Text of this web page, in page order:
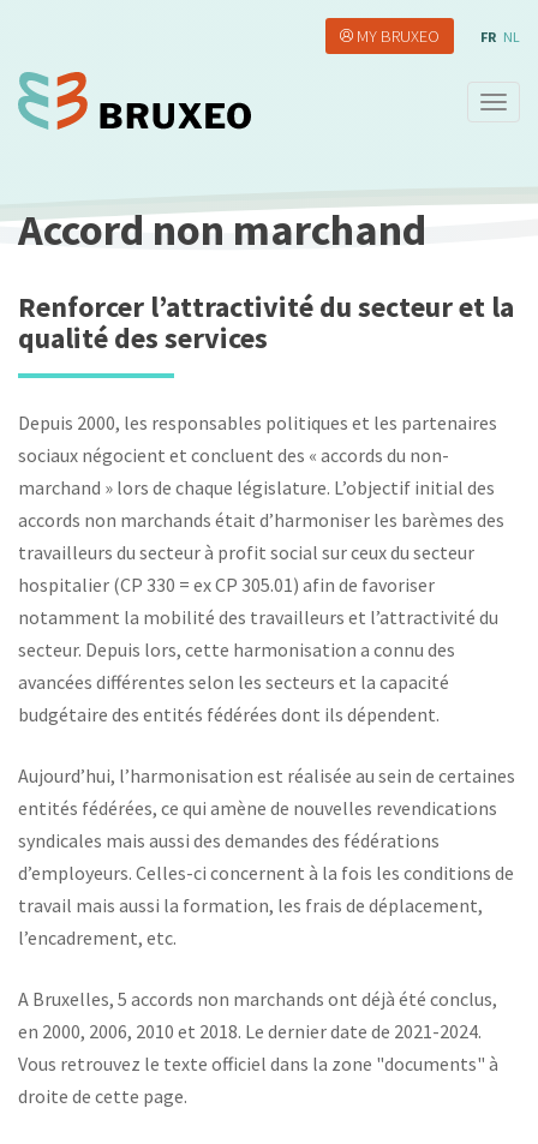
contenu
principal
MY BRUXEO FR NL
Accord non marchand
Renforcer l’attractivité du secteur et la
qualité des services
Depuis 2000, les responsables politiques et les partenaires
sociaux négocient et concluent des « accords du non-
marchand » lors de chaque législature. L’objectif initial des
accords non marchands était d’harmoniser les barèmes des
travailleurs du secteur à profit social sur ceux du secteur
hospitalier (CP 330 = ex CP 305.01) afin de favoriser
notamment la mobilité des travailleurs et l’attractivité du
secteur. Depuis lors, cette harmonisation a connu des
avancées différentes selon les secteurs et la capacité
budgétaire des entités fédérées dont ils dépendent.
Aujourd’hui, l’harmonisation est réalisée au sein de certaines
entités fédérées, ce qui amène de nouvelles revendications
syndicales mais aussi des demandes des fédérations
d’employeurs. Celles-ci concernent à la fois les conditions de
travail mais aussi la formation, les frais de déplacement,
l’encadrement, etc.
A Bruxelles, 5 accords non marchands ont déjà été conclus,
en 2000, 2006, 2010 et 2018. Le dernier date de 2021-2024.
Vous retrouvez le texte officiel dans la zone "documents" à
droite de cette page.